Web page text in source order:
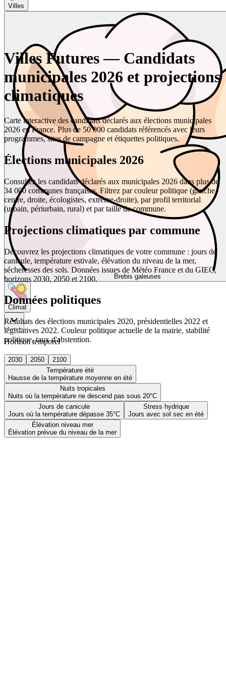
Villes
Brebis galeuses
Climat
Horizon temporel
2030 2050
2100
Température été
Hausse de la température moyenne en été
Nuits tropicales
Nuits où la température ne descend pas sous 20°C
Jours de canicule
Jours où la température dépasse 35°C
Stress hydrique
Jours avec sol sec en été
Élévation niveau mer
Élévation prévue du niveau de la mer
Villes Futures — Candidats
municipales 2026 et projections
climatiques
Carte interactive des candidats déclarés aux élections municipales
2026 en France. Plus de 50 000 candidats référencés avec leurs
programmes, sites de campagne et étiquettes politiques.
Élections municipales 2026
Consultez les candidats déclarés aux municipales 2026 dans plus de
34 000 communes françaises. Filtrez par couleur politique (gauche,
centre, droite, écologistes, extrême-droite), par profil territorial
(urbain, périurbain, rural) et par taille de commune.
Projections climatiques par commune
Découvrez les projections climatiques de votre commune : jours de
canicule, température estivale, élévation du niveau de la mer,
sécheresses des sols. Données issues de Météo France et du GIEC,
horizons 2030, 2050 et 2100.
Données politiques
Résultats des élections municipales 2020, présidentielles 2022 et
législatives 2022. Couleur politique actuelle de la mairie, stabilité
politique, taux d'abstention.